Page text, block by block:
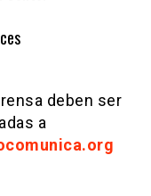
deben ser
a